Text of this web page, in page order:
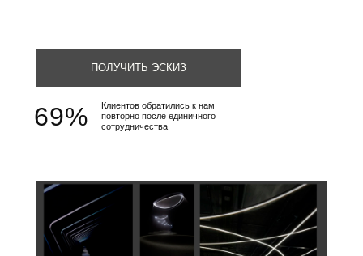
ПОЛУЧИТЬ ЭСКИЗ
69%
Клиентов обратились к нам
повторно после единичного
сотрудничества